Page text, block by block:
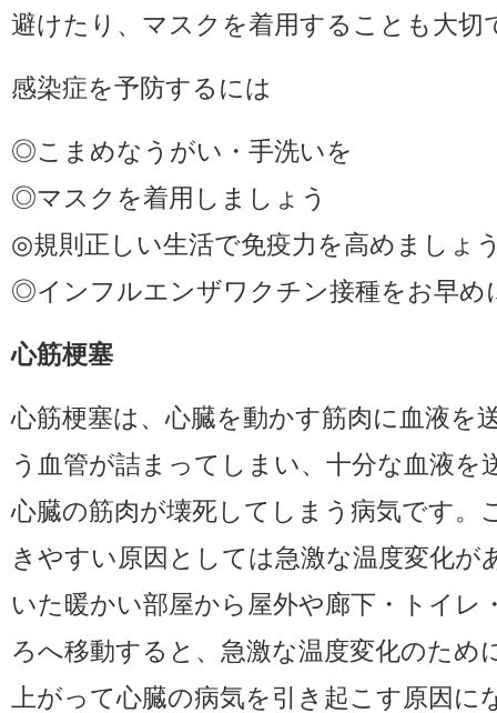
避けたり、マスクを着用することも大切
感染症を予防するには
◎こまめなうがい・手洗いを
◎マスクを着用しましょう
◎規則正しい生活で免疫力を高めましょ
◎インフルエンザワクチン接種をお早め
心筋梗塞
心筋梗塞は、心臓を動かす筋肉に血液を
う血管が詰まってしまい、十分な血液を
心臓の筋肉が壊死してしまう病気です。
きやすい原因としては急激な温度変化が
いた暖かい部屋から屋外や廊下・トイレ
ろへ移動すると、急激な温度変化のため
上がって心臓の病気を引き起こす原因